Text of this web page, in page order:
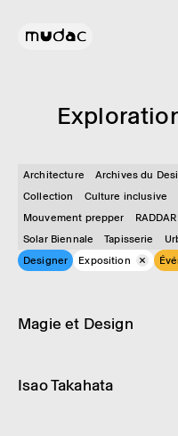
Architecture Archives du
Collection
Culture inclusive
Mouvement prepper
RADDAR
Solar Biennale
Tapisserie
Designer
Exposition
Magie et Design
Isao Taka­hata